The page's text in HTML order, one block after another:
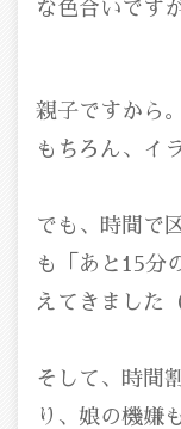
な色合いです
親子ですから。
もちろん、イ
でも、時間で
も「あと15分
えてきました
そして、時間
り、娘の機嫌